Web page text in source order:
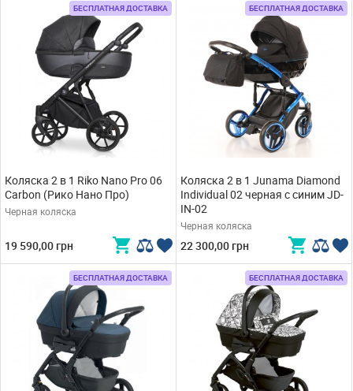
БЕСПЛАТНАЯ ДОСТАВКА
Коляска 2 в 1 Riko Nano Pro 06
Carbon (Рико Нано Про)
Черная коляска
19 590,00 грн
БЕСПЛАТНАЯ ДОСТАВКА
Коляска 2 в 1 Junama Diamond
Individual 02 черная с синим JD-
IN-02
Черная коляска
22 300,00 грн
БЕСПЛАТНАЯ ДОСТАВКА БЕСПЛАТНАЯ ДОСТАВКА